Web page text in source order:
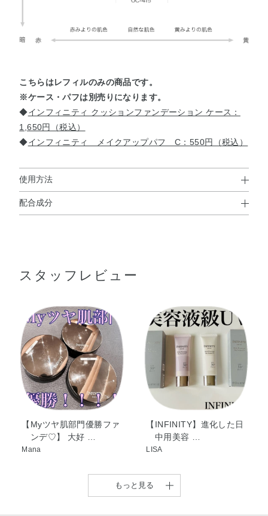
こちらはレフィルのみの商品です。
※ケース・パフは別売りになります。
◆インフィニティ クッションファンデーション ケース：
1,650円（税込）
◆インフィニティ メイクアップパフ C：550円（税込）
使用方法
使用方法
い。カバーしたい部分には、さらに重ねづけしてください。
●成分の蒸発を防ぐため、ご使用後はすぐに、レフィルのふたを押さ
えるようにしっかりととじてから、ケースのふたをきちんとしめ
てください。
●透明の液 (配合成分の一部) が出ることがありますが、品質に問題
はありません。
●衣服についた場合、塩素系漂白剤のご使用はお避けください。
●パフがよごれるとファンデーションののびやつきが悪くなり、パフ
いつも清潔にしてお使いください。
●パフがよごれたときは、ぬるま湯に中性洗剤を薄くとかして軽く押
強くもむとパフをいためますのでご注意ください。
配合成分
スベンゾトリアゾリルテトラメチルブチルフェノール・ヒ
ベンゾイル安息香酸ヘキシル・アルテロモナス発酵エキ
ス・エーデルワイスエキス・エクトイン・コウケイテン根
エキス・コメエキス・センキュウ水・トコフェロール・ビ
フィズス菌培養溶解質・BHT・DPG・（ジメチコン／ポリ
グリセリン－3）クロスポリマー・（スチレン／DVB）コ
ポリマー・クエン酸・グリセリン・シリカ・ジステアルジ
モニウムヘクトライト・ステアラルコニウムヘクトライ
ト・トリエトキシカプリリルシラン・ビスエチルヘキシル
オキシフェノールメトキシフェニルトリアジン・ラウリル
PEG－9ポリジメチルシロキシエチルジメチコン・ラウリ
Al・水添レシチン・窒化ホウ素・ソルビン酸K・フェノキシ
エタノール・メチルパラベン・安息香酸Na・香料・マイ
スタッフレビュー
【Myツヤ肌部門優勝ファ
ンデ♡】 大好 …
Mana
【INFINITY】進化した日
中用美容 …
LISA
もっと見る